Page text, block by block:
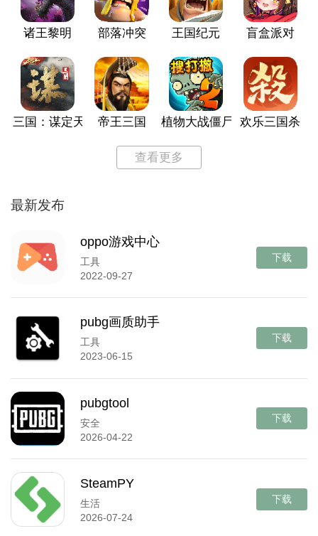
诸王黎明 部落冲突 王国纪元 盲盒派对
三国：谋定天下 帝王三国 植物大战僵尸2 欢乐三国杀
查看更多
最新发布
oppo游戏中心
工具
2022-09-27
下载
pubg画质助手
工具
2023-06-15
下载
pubgtool
安全
2026-04-22
下载
SteamPY
生活
2026-07-24
下载